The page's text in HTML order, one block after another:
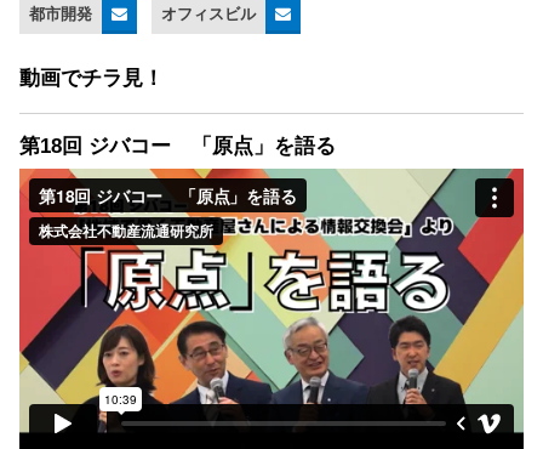
都市開発 オフィスビル
動画でチラ見！
第18回 ジバコー 「原点」を語る